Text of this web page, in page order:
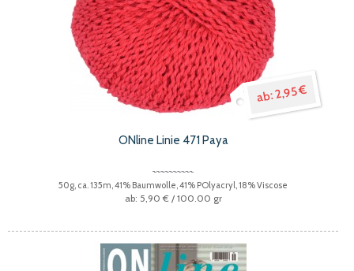
2,95 €
ONline Linie 471 Paya
50g, ca. 135m, 41% Baumwolle, 41% POlyacryl, 18% Viscose
5,90 € / 100.00 gr